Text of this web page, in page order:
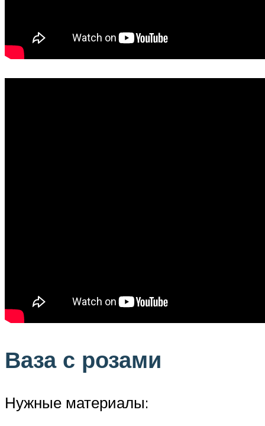
Ваза с розами
Нужные материалы: